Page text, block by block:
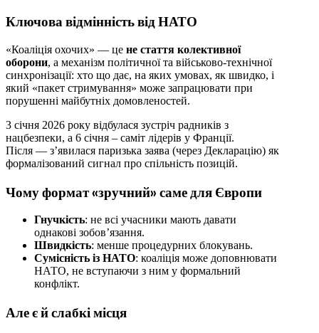
Ключова відмінність від НАТО
«Коаліція охочих» — це не стаття колективної
оборони, а механізм політичної та військово-технічної
синхронізації: хто що дає, на яких умовах, як швидко, і
який «пакет стримування» може запрацювати при
порушенні майбутніх домовленостей.
3 січня 2026 року відбулася зустріч радників з
нацбезпеки, а 6 січня – саміт лідерів у Франції.
Після — з’явилася паризька заява (через Декларацію) як
формалізований сигнал про спільність позицій.
Чому формат «зручний» саме для Європи
Гнучкість: не всі учасники мають давати
однакові зобов’язання.
Швидкість: менше процедурних блокувань.
Сумісність із НАТО: коаліція може доповнювати
НАТО, не вступаючи з ним у формальний
конфлікт.
Але є й слабкі місця